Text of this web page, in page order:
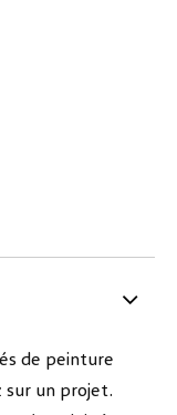
de peinture
sur un projet.